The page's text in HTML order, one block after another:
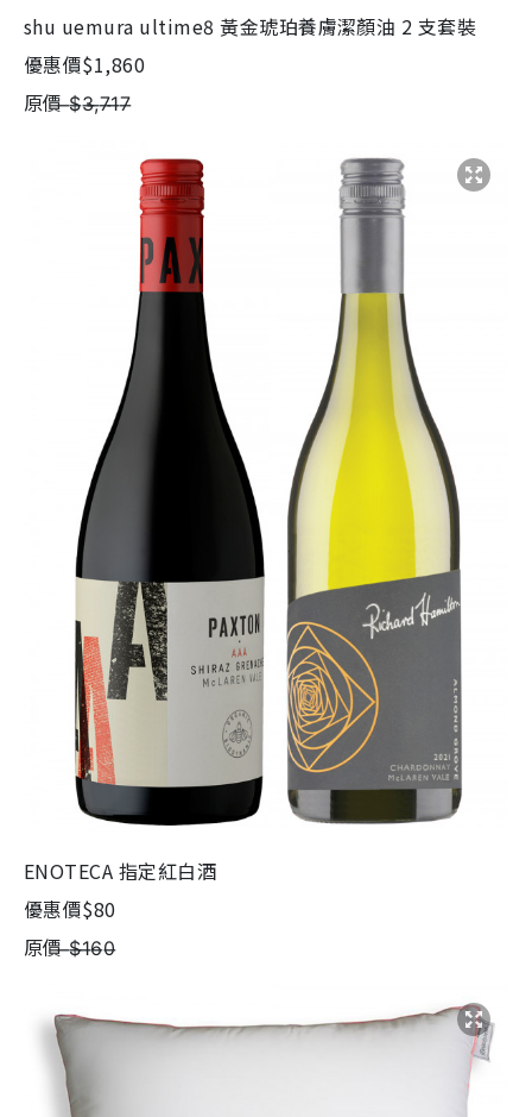
shu uemura ultime8 黃金琥珀養膚潔顏油 2 支套裝
優惠價$1,860
原價 ̶$̶3̶,̶7̶1̶7̶
ENOTECA 指定紅白酒
優惠價$80
原價 ̶$̶1̶6̶0̶